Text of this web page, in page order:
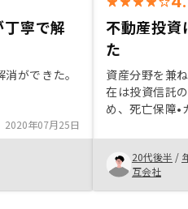
寧で解
ができた。
2020年07月25日
不動産投資
た
資産分野を兼
在は投資信託
め、死亡保障•
た。 紹介キャ
期的な面でも
魅力であった
20代後半 /
互会社